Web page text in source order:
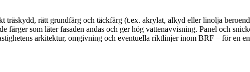
träskydd, rätt grundfärg och täckfärg (t.ex. akrylat, alkyd eller linolja
färger som låter fasaden andas och ger hög vattenavvisning. Panel och
arkitektur, omgivning och eventuella riktlinjer inom BRF – för en